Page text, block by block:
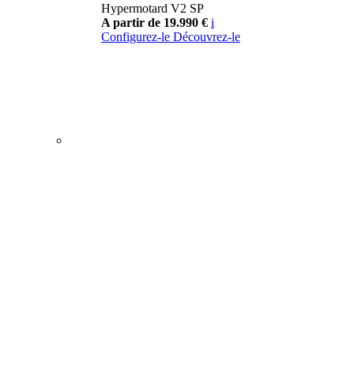
Hypermotard V2 SP
A partir de 19.990 € i
Configurez-le Découvrez-le